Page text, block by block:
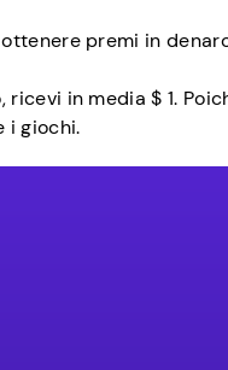
premi in
in media $ 1.
i giochi.